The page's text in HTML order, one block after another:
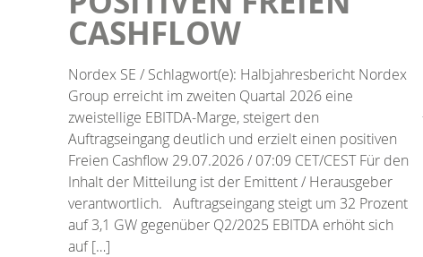
CASHFLOW
Nordex SE / Schlagwort(e): Halbjahresbericht Nordex
Group erreicht im zweiten Quartal 2026 eine
zweistellige EBITDA-Marge, steigert den
Auftragseingang deutlich und erzielt einen positiven
Freien Cashflow 29.07.2026 / 07:09 CET/CEST Für den
Inhalt der Mitteilung ist der Emittent / Herausgeber
verantwortlich. Auftragseingang steigt um 32 Prozent
auf 3,1 GW gegenüber Q2/2025 EBITDA erhöht sich
auf […]